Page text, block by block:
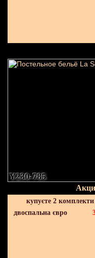
Y230-785
купуєте 2
двоспальна євро